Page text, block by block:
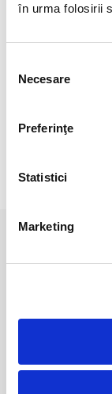
în urma folosirii
consimțământului
Necesare
Preferinţe
Statistici
Marketing
Dimensiuni
Lungime : 44 cm.
Pozele sunt
RECENZII